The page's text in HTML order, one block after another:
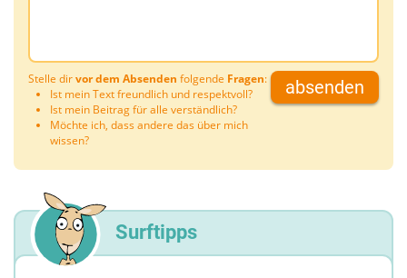
Stelle dirvor dem Absenden folgende Fragen:
Ist mein Text freundlich und respektvoll?
Ist mein Beitrag für alle verständlich?
Möchte ich, dass andere das über mich
wissen?
absenden
Surftipps